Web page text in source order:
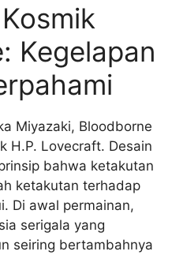
Kegelapan
Miyazaki, Bloodborne
H.P. Lovecraft. Desain
bahwa ketakutan
ketakutan terhadap
Di awal permainan,
serigala yang
seiring bertambahnya